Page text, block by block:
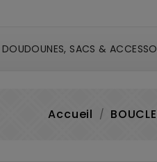
DOUDOUNES, SACS &
Accueil